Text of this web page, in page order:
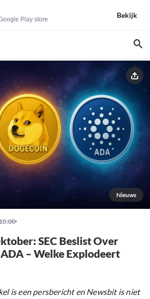
Play store
Bekijk
Nieuws
10:00
SEC Beslist Over
ADA – Welke Explodeert
is een persbericht en Newsbit is niet